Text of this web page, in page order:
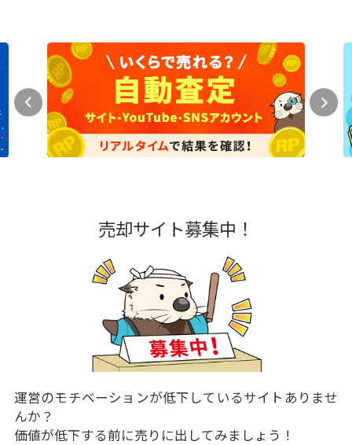
売却サイト募集中！
運営のモチベーションが低下しているサイトありませ
んか？
価値が低下する前に売りに出してみましょう！